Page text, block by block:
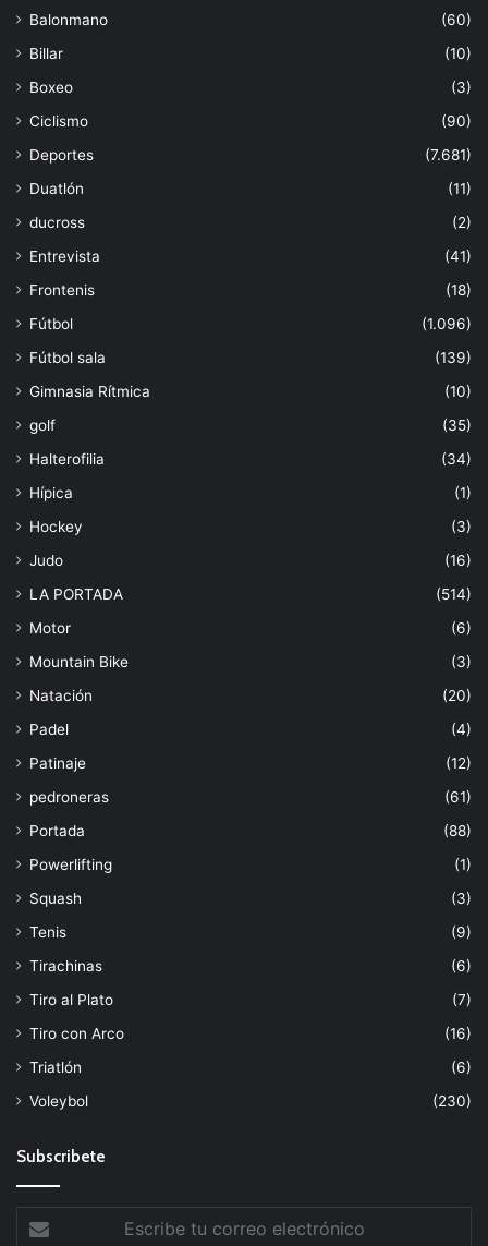
Balonmano
(60)
Billar
(10)
Boxeo
(3)
Ciclismo
(90)
Deportes
(7.681)
Duatlón
(11)
ducross
(2)
Entrevista
(41)
Frontenis
(18)
Fútbol
(1.096)
Fútbol sala
(139)
Gimnasia Rítmica
(10)
golf
(35)
Halterofilia
(34)
Hípica
(1)
Hockey
(3)
Judo
(16)
LA PORTADA
(514)
Motor
(6)
Mountain Bike
(3)
Natación
(20)
Padel
(4)
Patinaje
(12)
pedroneras
(61)
Portada
(88)
Powerlifting
(1)
Squash
(3)
Tenis
(9)
Tirachinas
(6)
Tiro al Plato
(7)
Tiro con Arco
(16)
Triatlón
(6)
Voleybol
(230)
Subscribete
tu